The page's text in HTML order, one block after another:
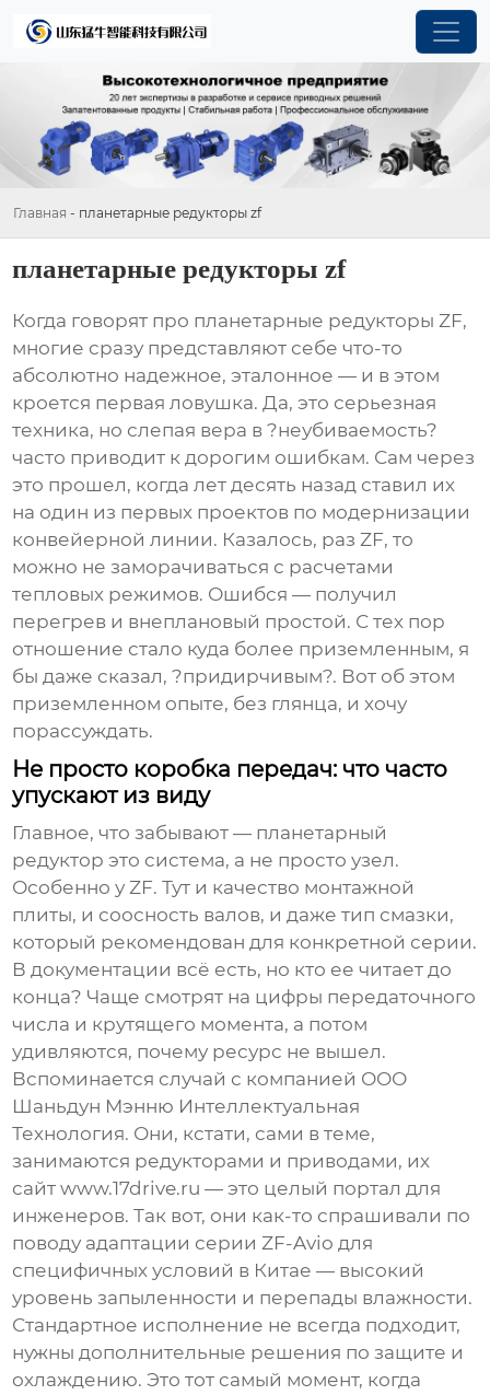
Главная - планетарные редукторы zf
планетарные редукторы zf
Когда говорят про планетарные редукторы ZF,
многие сразу представляют себе что-то
абсолютно надежное, эталонное — и в этом
кроется первая ловушка. Да, это серьезная
техника, но слепая вера в ?неубиваемость?
часто приводит к дорогим ошибкам. Сам через
это прошел, когда лет десять назад ставил их
на один из первых проектов по модернизации
конвейерной линии. Казалось, раз ZF, то
можно не заморачиваться с расчетами
тепловых режимов. Ошибся — получил
перегрев и внеплановый простой. С тех пор
отношение стало куда более приземленным, я
бы даже сказал, ?придирчивым?. Вот об этом
приземленном опыте, без глянца, и хочу
порассуждать.
Не просто коробка передач: что часто
упускают из виду
Главное, что забывают — планетарный
редуктор это система, а не просто узел.
Особенно у ZF. Тут и качество монтажной
плиты, и соосность валов, и даже тип смазки,
который рекомендован для конкретной серии.
В документации всё есть, но кто ее читает до
конца? Чаще смотрят на цифры передаточного
числа и крутящего момента, а потом
удивляются, почему ресурс не вышел.
Вспоминается случай с компанией ООО
Шаньдун Мэнню Интеллектуальная
Технология. Они, кстати, сами в теме,
занимаются редукторами и приводами, их
сайтwww.17drive.ru — это целый портал для
инженеров. Так вот, они как-то спрашивали по
поводу адаптации серии ZF-Avio для
специфичных условий в Китае — высокий
уровень запыленности и перепады влажности.
Стандартное исполнение не всегда подходит,
нужны дополнительные решения по защите и
охлаждению. Это тот самый момент, когда